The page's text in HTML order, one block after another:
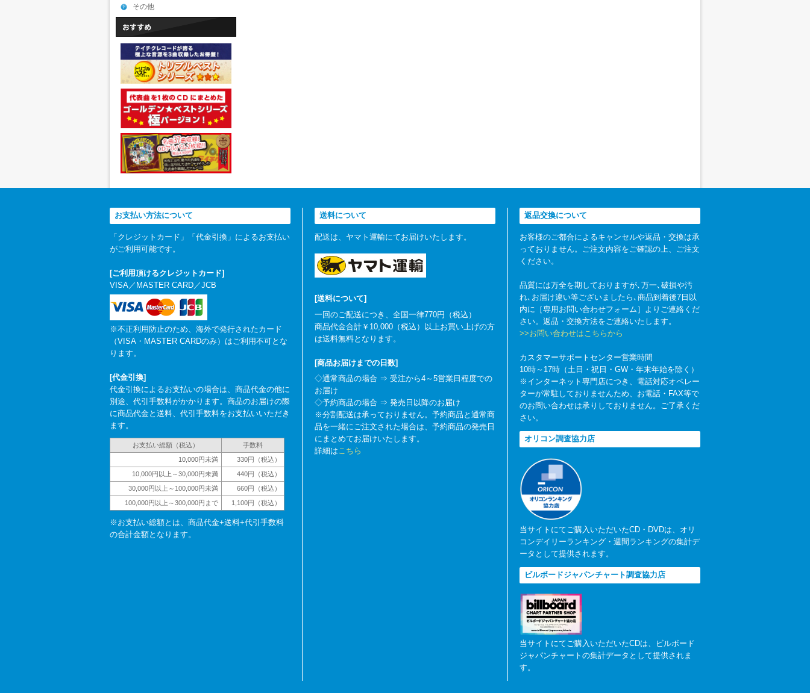
その他
お支払い方法について
「クレジットカード」「代金引換」によるお支払い
がご利用可能です。
[ご利用頂けるクレジットカード]
VISA／MASTER CARD／JCB
※不正利用防止のため、海外で発行されたカード
（VISA・MASTER CARDのみ）はご利用不可とな
ります。
[代金引換]
代金引換によるお支払いの場合は、商品代金の他に
別途、代引手数料がかかります。商品のお届けの際
に商品代金と送料、代引手数料をお支払いいただき
ます。
お支払い総額（税込）
手数料
10,000円未満
330円（税込）
10,000円以上～30,000円未満
440円（税込）
30,000円以上～100,000円未満
660円（税込）
100,000円以上～300,000円まで
1,100円（税込）
※お支払い総額とは、商品代金+送料+代引手数料
の合計金額となります。
送料について
配送は、ヤマト運輸にてお届けいたします。
[送料について]
一回のご配送につき、全国一律770円（税込）
商品代金合計￥10,000（税込）以上お買い上げの方
は送料無料となります。
[商品お届けまでの日数]
◇通常商品の場合 ⇒ 受注から4～5営業日程度での
お届け
◇予約商品の場合 ⇒ 発売日以降のお届け
※分割配送は承っておりません。予約商品と通常商
品を一緒にご注文された場合は、予約商品の発売日
にまとめてお届けいたします。
詳細はこちら
返品交換について
お客様のご都合によるキャンセルや返品・交換は承
っておりません。ご注文内容をご確認の上、ご注文
ください。
品質には万全を期しておりますが､万一､破損や汚
れ､お届け違い等ございましたら､商品到着後7日以
内に［専用お問い合わせフォーム］よりご連絡くだ
さい。返品・交換方法をご連絡いたします。
>>お問い合わせはこちらから
カスタマーサポートセンター営業時間
10時～17時（土日・祝日・GW・年末年始を除く）
※インターネット専門店につき、電話対応オペレー
ターが常駐しておりませんため、お電話・FAX等で
のお問い合わせは承りしておりません。ご了承くだ
さい。
オリコン調査協力店
当サイトにてご購入いただいたCD・DVDは、オリ
コンデイリーランキング・週間ランキングの集計デ
ータとして提供されます。
ビルボードジャパンチャート調査協力店
当サイトにてご購入いただいたCDは、ビルボード
ジャパンチャートの集計データとして提供されま
す。